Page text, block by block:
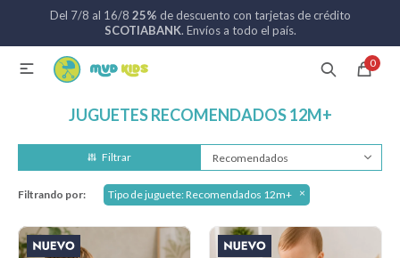
Del 7/8 al 16/8 25% de descuento con tarjetas de crédito
SCOTIABANK. Envíos a todo el país.
0

JUGUETES RECOMENDADOS 12M+
Recomendados
Filtrando por: Tipo de juguete:Recomendados 12m+
MI CUENTA
Catálogo Nuevos ingresos
Coches de bebé
Sillas de auto